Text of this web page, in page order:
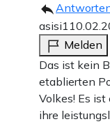
asisi1
Melden
Das ist kein
etablierten
Volkes! Es
ihre